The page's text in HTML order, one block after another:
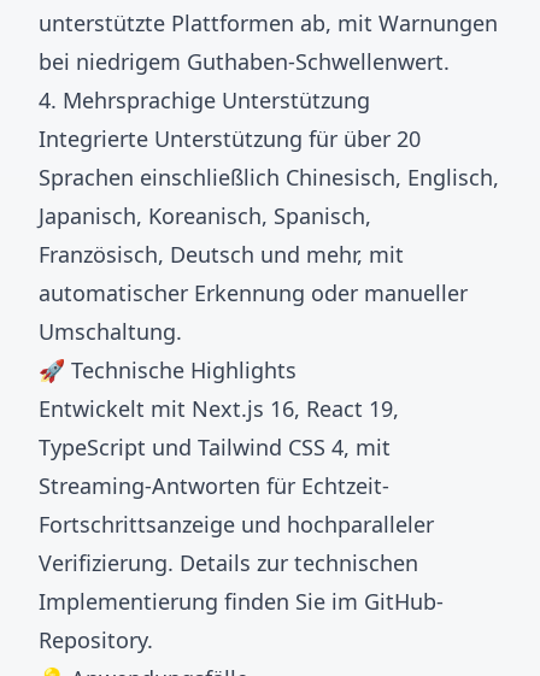
unterstützte Plattformen ab, mit Warnungen
bei niedrigem Guthaben-Schwellenwert.
4. Mehrsprachige Unterstützung
Integrierte Unterstützung für über 20
Sprachen einschließlich Chinesisch, Englisch,
Japanisch, Koreanisch, Spanisch,
Französisch, Deutsch und mehr, mit
automatischer Erkennung oder manueller
Umschaltung.
🚀 Technische Highlights
Entwickelt mit Next.js 16, React 19,
TypeScript und Tailwind CSS 4, mit
Streaming-Antworten für Echtzeit-
Fortschrittsanzeige und hochparalleler
Verifizierung. Details zur technischen
Implementierung finden Sie im GitHub-
Repository.